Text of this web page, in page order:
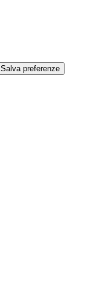
Salva preferenze